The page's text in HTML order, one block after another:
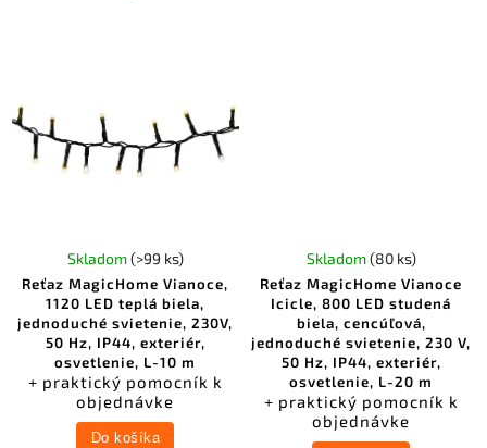
Reťaz MagicHome Vianoce,
1120 LED teplá biela,
jednoduché svietenie, 230V,
50 Hz, IP44, exteriér,
osvetlenie, L-10 m
+ praktický pomocník k
objednávke
Skladom(>99 ks)
Do košíka
Reťaz MagicHome Vianoce
Icicle, 800 LED studená
biela, cencúľová,
jednoduché svietenie, 230 V,
50 Hz, IP44, exteriér,
osvetlenie, L-20 m
+ praktický pomocník k
objednávke
Skladom(80 ks)